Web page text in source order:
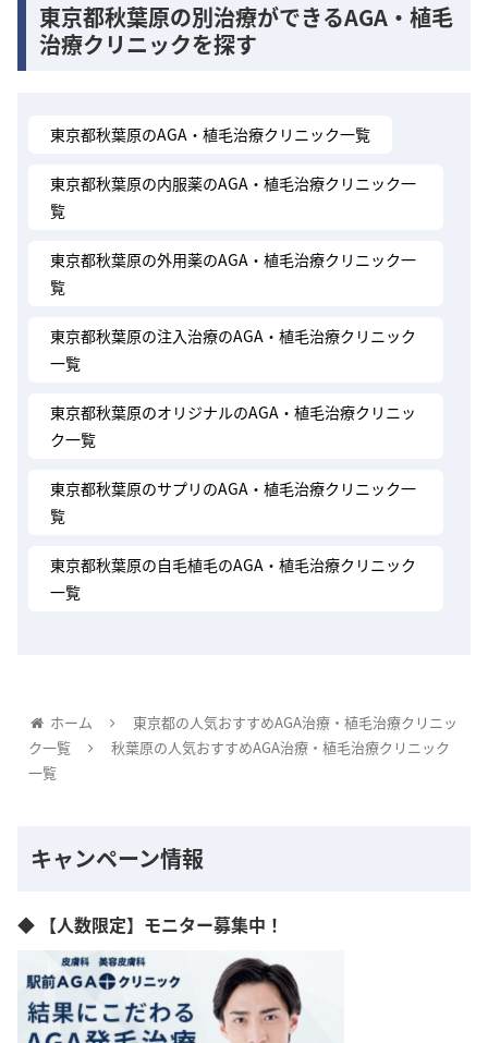
東京都秋葉原の別治療ができるAGA・植毛
治療クリニックを探す
東京都秋葉原のAGA・植毛治療クリニック一覧
東京都秋葉原の内服薬のAGA・植毛治療クリニック一
覧
東京都秋葉原の外用薬のAGA・植毛治療クリニック一
覧
東京都秋葉原の注入治療のAGA・植毛治療クリニック
一覧
東京都秋葉原のオリジナルのAGA・植毛治療クリニッ
ク一覧
東京都秋葉原のサプリのAGA・植毛治療クリニック一
覧
東京都秋葉原の自毛植毛のAGA・植毛治療クリニック
一覧
ホーム
東京都の人気おすすめAGA治療・植毛治療クリニッ
ク一覧
秋葉原の人気おすすめAGA治療・植毛治療クリニック
一覧
キャンペーン情報
◆ 【人数限定】モニター募集中！